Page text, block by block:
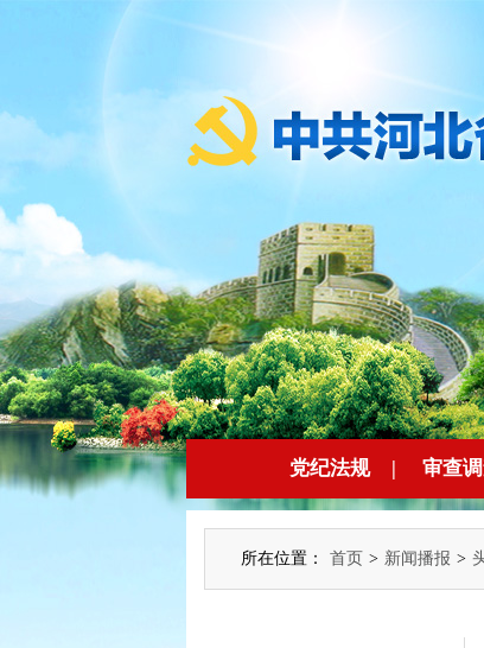
党纪法规 | 审查
所在位置： 首页 > 新闻播报 >